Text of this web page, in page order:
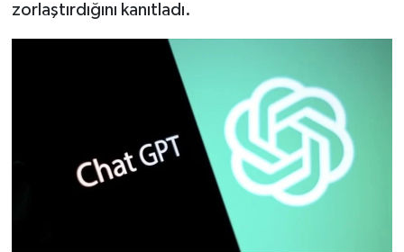
zorlaştırdığını kanıtladı.
Yemek Tarifleri